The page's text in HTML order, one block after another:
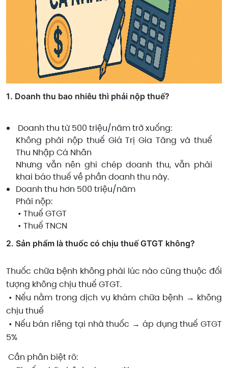
1️. Doanh thu bao nhiêu thì phải nộp thuế?
Doanh thu từ 500 triệu/năm trở xuống:
Không phải nộp thuế Giá Trị Gia Tăng và thuế
Thu Nhập Cá Nhân
Nhưng vẫn nên ghi chép doanh thu, vẫn phải
khai báo thuế về phần doanh thu này.
Doanh thu hơn 500 triệu/năm
Phải nộp:
• Thuế GTGT
• Thuế TNCN
2️. Sản phẩm là thuốc có chịu thuế GTGT không?
Thuốc chữa bệnh không phải lúc nào cũng thuộc đối
tượng không chịu thuế GTGT.
• Nếu nằm trong dịch vụ khám chữa bệnh → không
chịu thuế
• Nếu bán riêng tại nhà thuốc → áp dụng thuế GTGT
5%
Cần phân biệt rõ: